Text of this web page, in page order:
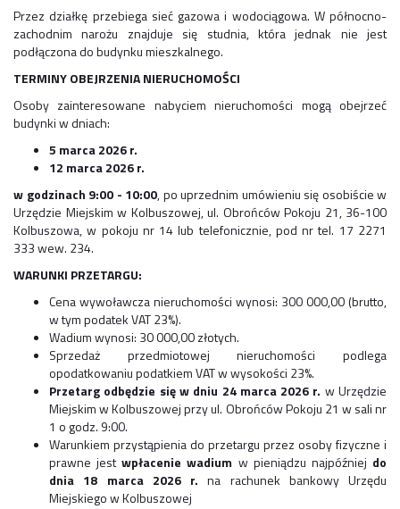
Przez działkę przebiega sieć gazowa i wodociągowa. W północno-
zachodnim narożu znajduje się studnia, która jednak nie jest
podłączona do budynku mieszkalnego.
TERMINY OBEJRZENIA NIERUCHOMOŚCI
Osoby zainteresowane nabyciem nieruchomości mogą obejrzeć
budynki w dniach:
5 marca 2026 r.
12 marca 2026 r.
w godzinach 9:00 - 10:00, po uprzednim umówieniu się osobiście w
Urzędzie Miejskim w Kolbuszowej, ul. Obrońców Pokoju 21, 36-100
Kolbuszowa, w pokoju nr 14 lub telefonicznie, pod nr tel. 17 2271
333 wew. 234.
WARUNKI PRZETARGU:
Cena wywoławcza nieruchomości wynosi: 300 000,00 (brutto,
w tym podatek VAT 23%).
Wadium wynosi: 30 000,00 złotych.
Sprzedaż przedmiotowej nieruchomości podlega
opodatkowaniu podatkiem VAT w wysokości 23%.
Przetarg odbędzie się w dniu 24 marca 2026 r. w Urzędzie
Miejskim w Kolbuszowej przy ul. Obrońców Pokoju 21 w sali nr
1 o godz. 9:00.
Warunkiem przystąpienia do przetargu przez osoby fizyczne i
prawne jestwpłacenie wadium w pieniądzu najpóźniej do
dnia 18 marca 2026 r. na rachunek bankowy Urzędu
Miejskiego w Kolbuszowej